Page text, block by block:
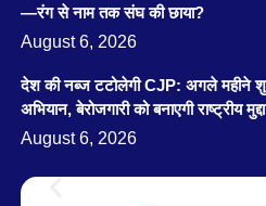
—रंग से नाम तक संघ की छाया?
August 6, 2026
देश की नब्ज टटोलेगी CJP: अगले महीने शुरू
अभियान, बेरोजगारी को बनाएगी राष्ट्रीय मुद्दा
August 6, 2026